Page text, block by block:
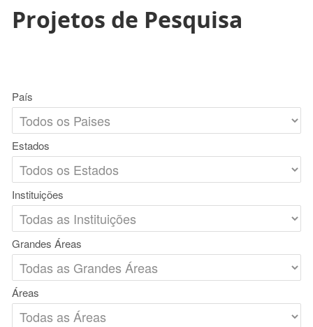
Projetos de Pesquisa
País
Estados
Instituições
Grandes Áreas
Áreas